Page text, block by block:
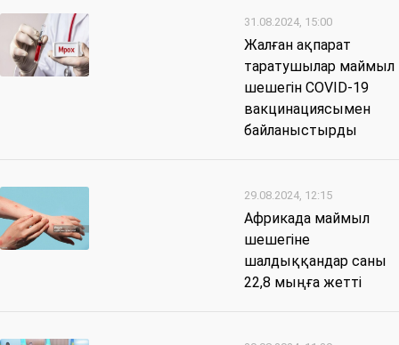
31.08.2024, 15:00
Жалған ақпарат
таратушылар маймыл
шешегін COVID-19
вакцинациясымен
байланыстырды
29.08.2024, 12:15
Африкада маймыл
шешегіне
шалдыққандар саны
22,8 мыңға жетті